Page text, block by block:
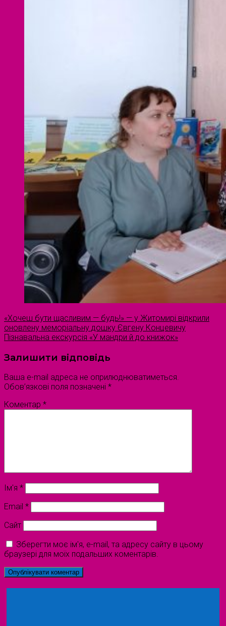
«Хочеш бути щасливим — будь!» — у Житомирі відкрили
оновлену меморіальну дошку Євгену Концевичу
Пізнавальна екскурсія «У мандри й до книжок»
Залишити відповідь
Ваша e-mail адреса не оприлюднюватиметься.
Обов’язкові поля позначені *
Коментар *
Ім'я *
Email *
Сайт
Зберегти моє ім'я, e-mail, та адресу сайту в цьому
браузері для моїх подальших коментарів.